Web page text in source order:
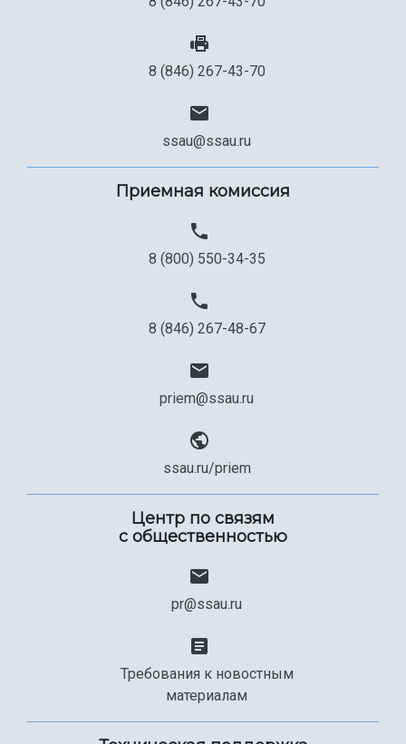
8 (846) 267-43-70
ssau@ssau.ru
Приемная комиссия
8 (800) 550-34-35
8 (846) 267-48-67
priem@ssau.ru
ssau.ru/priem
Центр по связям
с общественностью
pr@ssau.ru
Требования к новостным
материалам